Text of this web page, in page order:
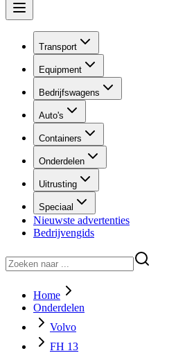
Transport
Equipment
Bedrijfswagens
Auto's
Containers
Onderdelen
Uitrusting
Speciaal
Nieuwste advertenties
Bedrijvengids
Home
Onderdelen
Volvo
FH 13